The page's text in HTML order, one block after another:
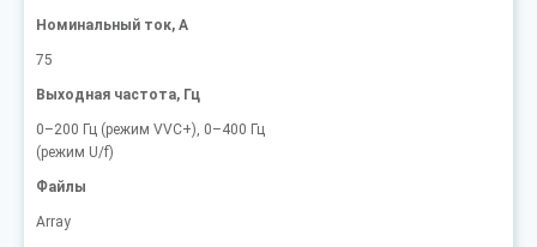
Номинальный ток, А
75
Выходная частота, Гц
0–200 Гц (режим VVC+), 0–400 Гц
(режим U/f)
Файлы
Array